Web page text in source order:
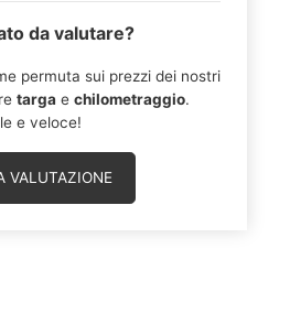
da valutare?
permuta sui prezzi dei nostri
targa e chilometraggio.
e veloce!
VALUTAZIONE